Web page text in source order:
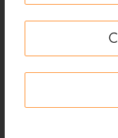
ПОД ЗАКАЗ